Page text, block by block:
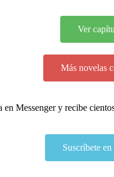
Ver
Más novelas
Messenger y recibe
Suscríbete